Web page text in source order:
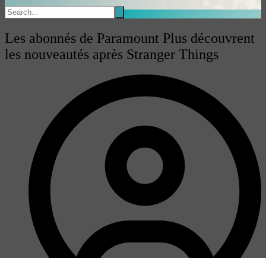
Les abonnés de Paramount Plus découvrent
les nouveautés après Stranger Things